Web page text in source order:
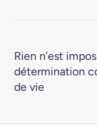
Rien n’est
détermination
de vie